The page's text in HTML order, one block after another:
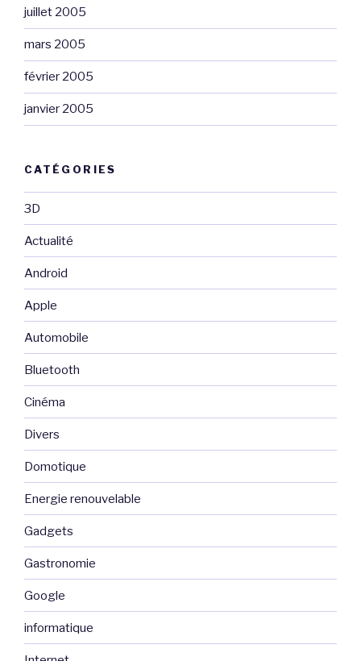
juillet 2005
mars 2005
février 2005
janvier 2005
CATÉGORIES
3D
Actualité
Android
Apple
Automobile
Bluetooth
Cinéma
Divers
Domotique
Energie renouvelable
Gadgets
Gastronomie
Google
informatique